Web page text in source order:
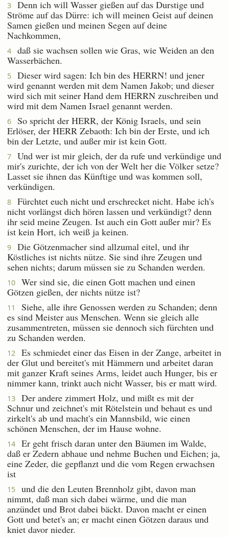
3
Denn ich will Wasser gießen auf das Durstige und
Ströme auf das Dürre: ich will meinen Geist auf deinen
Samen gießen und meinen Segen auf deine
Nachkommen,
4
daß sie wachsen sollen wie Gras, wie Weiden an den
Wasserbächen.
5
Dieser wird sagen: Ich bin des HERRN! und jener
wird genannt werden mit dem Namen Jakob; und dieser
wird sich mit seiner Hand dem HERRN zuschreiben und
wird mit dem Namen Israel genannt werden.
6
So spricht der HERR, der König Israels, und sein
Erlöser, der HERR Zebaoth: Ich bin der Erste, und ich
bin der Letzte, und außer mir ist kein Gott.
7
Und wer ist mir gleich, der da rufe und verkündige und
mir's zurichte, der ich von der Welt her die Völker setze?
Lasset sie ihnen das Künftige und was kommen soll,
verkündigen.
8
Fürchtet euch nicht und erschrecket nicht. Habe ich's
nicht vorlängst dich hören lassen und verkündigt? denn
ihr seid meine Zeugen. Ist auch ein Gott außer mir? Es
ist kein Hort, ich weiß ja keinen.
9
Die Götzenmacher sind allzumal eitel, und ihr
Köstliches ist nichts nütze. Sie sind ihre Zeugen und
sehen nichts; darum müssen sie zu Schanden werden.
10
Wer sind sie, die einen Gott machen und einen
Götzen gießen, der nichts nütze ist?
11
Siehe, alle ihre Genossen werden zu Schanden; denn
es sind Meister aus Menschen. Wenn sie gleich alle
zusammentreten, müssen sie dennoch sich fürchten und
zu Schanden werden.
12
Es schmiedet einer das Eisen in der Zange, arbeitet in
der Glut und bereitet's mit Hämmern und arbeitet daran
mit ganzer Kraft seines Arms, leidet auch Hunger, bis er
nimmer kann, trinkt auch nicht Wasser, bis er matt wird.
13
Der andere zimmert Holz, und mißt es mit der
Schnur und zeichnet's mit Rötelstein und behaut es und
zirkelt's ab und macht's ein Mannsbild, wie einen
schönen Menschen, der im Hause wohne.
14
Er geht frisch daran unter den Bäumen im Walde,
daß er Zedern abhaue und nehme Buchen und Eichen; ja,
eine Zeder, die gepflanzt und die vom Regen erwachsen
ist
15
und die den Leuten Brennholz gibt, davon man
nimmt, daß man sich dabei wärme, und die man
anzündet und Brot dabei bäckt. Davon macht er einen
Gott und betet's an; er macht einen Götzen daraus und
kniet davor nieder.